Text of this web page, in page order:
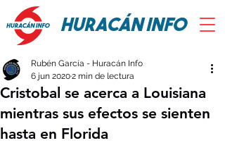
HURACÁN INFO
Cristobal se acerca a Louisiana
mientras sus efectos se sienten
hasta en Florida
Rubén García - Huracán Info
6 jun 20202 min de lectura